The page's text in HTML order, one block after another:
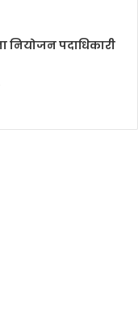
नियोजन पदाधिकारी